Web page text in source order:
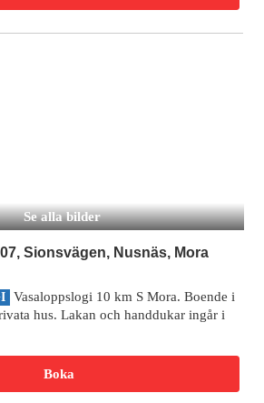
Sionsvägen, Nusnäs, Mora
Vasaloppslogi 10 km S Mora. Boende i
hus. Lakan och handdukar ingår i
Boka
Se alla bilder